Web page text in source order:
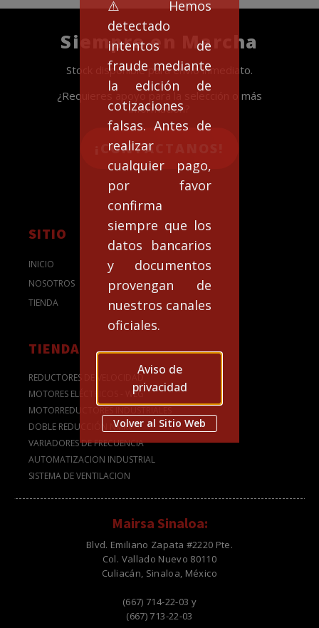
⚠️Hemos
detectado
intentos de
fraude mediante
la edición de
cotizaciones
falsas. Antes de
realizar
cualquier pago,
por favor
confirma
siempre que los
datos bancarios
y documentos
provengan de
nuestros canales
oficiales.
Aviso de
privacidad
Volver al Sitio Web
Siempre en Marcha
Stock disponible para envío inmediato.
¿Requieres apoyo para la selección o más
información?
¡CONTACTANOS!
SITIO
INICIO
NOSOTROS
TIENDA
TIENDA
REDUCTORES DE VELOCIDAD
MOTORES ELÉCTRICOS - WEG
MOTORREDUCTORES INDUSTRIALES
DOBLE REDUCCIÓN NMRV
VARIADORES DE FRECUENCIA
AUTOMATIZACION INDUSTRIAL
SISTEMA DE VENTILACION
Mairsa Sinaloa:
Blvd. Emiliano Zapata #2220 Pte.
Col. Vallado Nuevo 80110
Culiacán, Sinaloa, México
(667) 714-22-03 y
(667) 713-22-03